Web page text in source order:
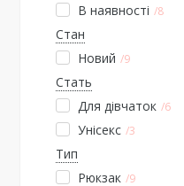
В наявності
8
Стан
Новий
9
Стать
Для дівчаток 6
Унісекс 3
Тип
Рюкзак 9